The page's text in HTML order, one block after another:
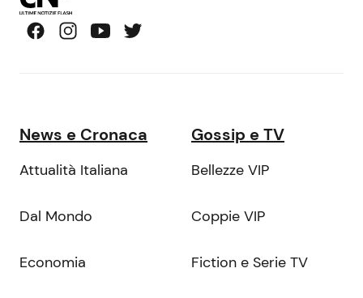
News e Cronaca
Attualità Italiana
Dal Mondo
Economia
Gossip e TV
Bellezze VIP
Coppie VIP
Fiction e Serie TV